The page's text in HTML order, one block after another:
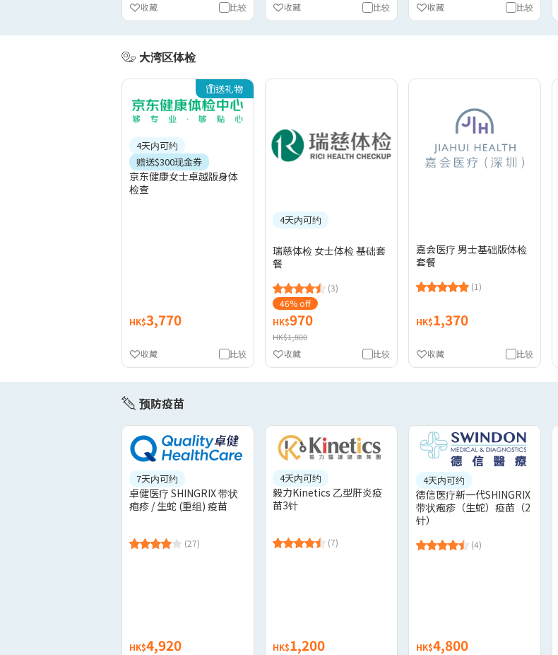
比较
收藏 比较
收藏 比较
收藏
大湾区体检
送礼物
4天内可约
赠送$300现金券
京东健康女士卓越版身体
检查
HK$3,770
比较
收藏
4天内可约
瑞慈体检 女士体检 基础套
餐
(3)
46% off
HK$970
HK$1,800
比较
收藏
嘉会医疗 男士基础版体检
套餐
(1)
HK$1,370
比较
收藏
预防疫苗
7天内可约
卓健医疗 SHINGRIX 带状
疱疹 / 生蛇 (重组) 疫苗
(27)
HK$4,920
4天内可约
毅力Kinetics 乙型肝炎疫
苗3针
(7)
HK$1,200
4天内可约
德信医疗新一代SHINGRIX
带状疱疹（生蛇）疫苗（2
针）
(4)
HK$4,800